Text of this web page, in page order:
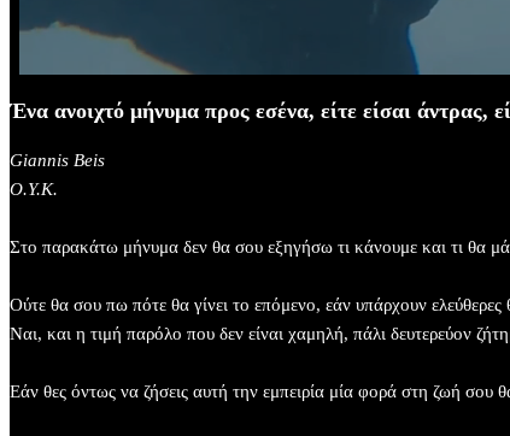
Ένα ανοιχτό μήνυμα προς εσένα, είτε είσαι άντρας,
Giannis Beis
Ο.Υ.Κ.
Στο παρακάτω μήνυμα δεν θα σου εξηγήσω τι κάνουμε και τι θα
Ούτε θα σου πω πότε θα γίνει το επόμενο, εάν υπάρχουν ελεύθερες
Ναι, και η τιμή παρόλο που δεν είναι χαμηλή, πάλι δευτερεύον
Εάν θες όντως να ζήσεις αυτή την εμπειρία μία φορά στη ζωή σου